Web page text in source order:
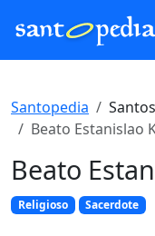
Santopedia
Santos
Beato Estanislao
Beato
Religioso Sacerdote